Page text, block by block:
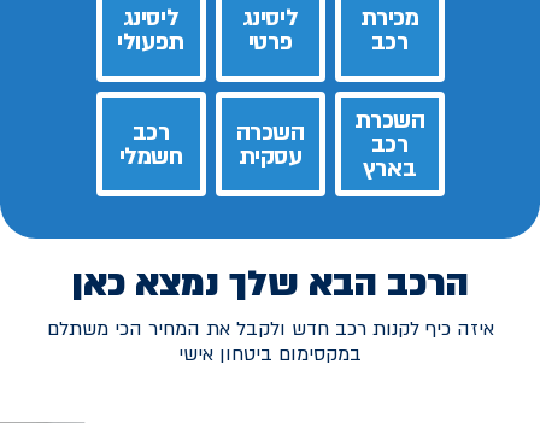
מכירת
רכב
ליסינג
פרטי
ליסינג
תפעולי
השכרת
רכב
בארץ
השכרה
עסקית
רכב
חשמלי
הרכב הבא שלך נמצא כאן
איזה כיף לקנות רכב חדש ולקבל את המחיר הכי משתלם
במקסימום ביטחון אישי